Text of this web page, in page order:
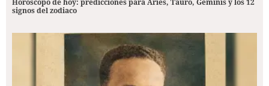
Horóscopo de hoy: predicciones para Aries, Tauro, Géminis y los 12
signos del zodiaco